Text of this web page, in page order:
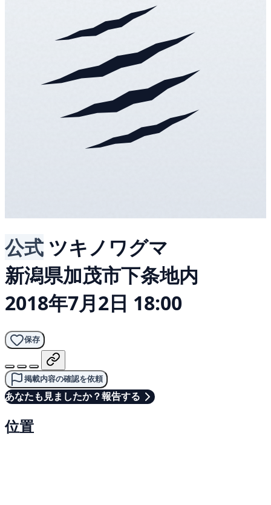
公式 ツキノワグマ
新潟県加茂市下条地内
2018年7月2日 18:00
保存
掲載内容の確認を依頼
あなたも見ましたか？報告する
位置